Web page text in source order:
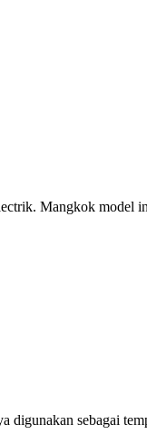
Mangkok model
sebagai